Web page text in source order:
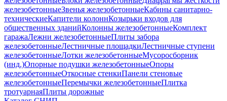
железобетонныеЗвенья железобетонныеКабины санитарно-
техническиеКапители колоннКозырьки входов для
общественных зданийКолонны железобетонныеКомплект
гаражаЛежни железобетонныеПлиты забора
железобетонныеЛестничные площадкиЛестничные ступени
железобетонныеЛотки железобетонныеМусоросборник
(инд.)Опорные подушки железобетонныеОпоры
железобетонныеОткосные стенкиПанели стеновые
железобетонныеПеремычки железобетонныеПлитка
тротуарнаяПлиты дорожные